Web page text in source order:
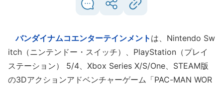
バンダイナムコエンターテインメント は、Nintendo Sw
itch（ニンテンドー・スイッチ）、PlayStation（プレイ
ステーション） 5/4、Xbox Series X/S/One、STEAM版
の3Dアクションアドベンチャーゲーム「PAC-MAN WOR